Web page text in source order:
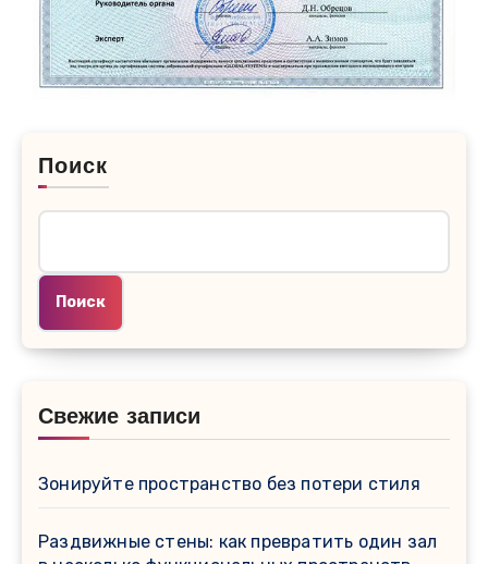
Поиск
Поиск
Свежие записи
Зонируйте пространство без потери стиля
Раздвижные стены: как превратить один зал